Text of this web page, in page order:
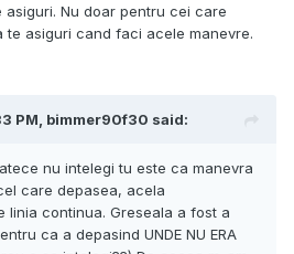
Nu doar pentru cei care
te asiguri cand faci acele manevre.
PM, bimmer90f30 said:
nu intelegi tu este ca manevra
care depasea, acela
linia continua. Greseala a fost a
ca a depasind UNDE NU ERA